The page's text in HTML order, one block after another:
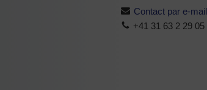
Contact par e-mail
+41 31 63 2 29 05